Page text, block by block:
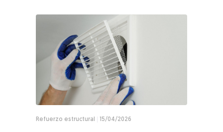
Refuerzo estructural 15/04/2026